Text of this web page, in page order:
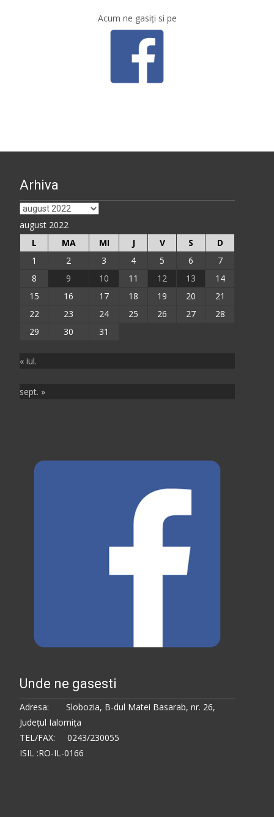
Acum ne gasiţi si pe
Arhiva
Arhiva
august 2022
L
MA MI J V S
D
1
2 3 4 5 6
7
8
9 10 11 12 13
14
15
16 17 18 19 20
21
22
23 24 25 26 27
28
29
30 31
« iul.
sept. »
Unde ne gasesti
Adresa: Slobozia, B-dul Matei Basarab, nr. 26,
Judeţul Ialomiţa
TEL/FAX: 0243/230055
ISIL :RO-IL-0166